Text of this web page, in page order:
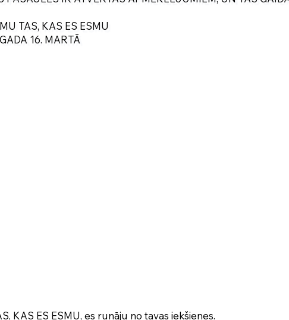
TAS, KAS ES ESMU
16. MARTĀ
KAS ES ESMU, es runāju no tavas iekšienes.